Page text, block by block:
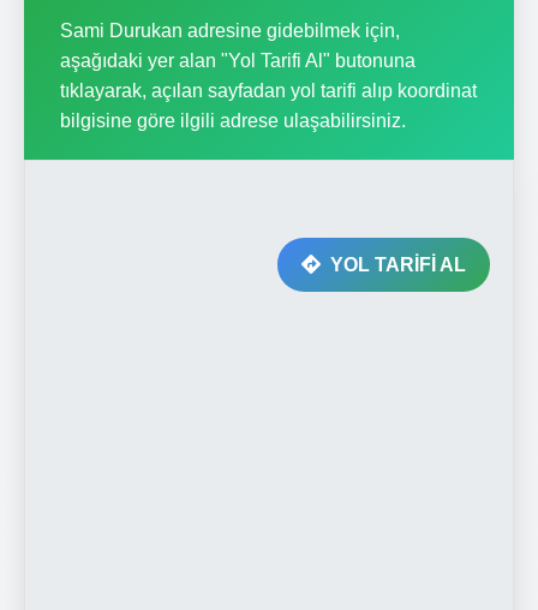
Sami Durukan adresine gidebilmek için,
aşağıdaki yer alan "Yol Tarifi Al" butonuna
tıklayarak, açılan sayfadan yol tarifi alıp koordinat
bilgisine göre ilgili adrese ulaşabilirsiniz.
YOL TARİFİ AL